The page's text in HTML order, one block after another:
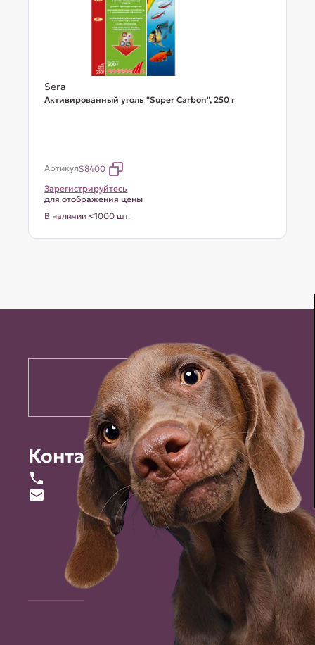
Sera
Активированный уголь "Super Carbon", 250 г
АртикулS8400
Зарегистрируйтесь
для отображения цены
В наличии <1000 шт.
Контакты